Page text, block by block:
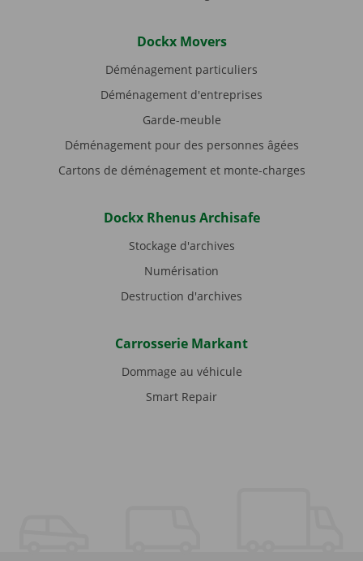
Dockx Movers
Déménagement particuliers
Déménagement d'entreprises
Garde-meuble
Déménagement pour des personnes âgées
Cartons de déménagement et monte-charges
Dockx Rhenus Archisafe
Stockage d'archives
Numérisation
Destruction d'archives
Carrosserie Markant
Dommage au véhicule
Smart Repair